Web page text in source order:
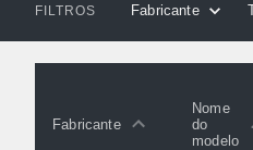
FILTROS Fabricante
Fabricante
Nome
do
modelo